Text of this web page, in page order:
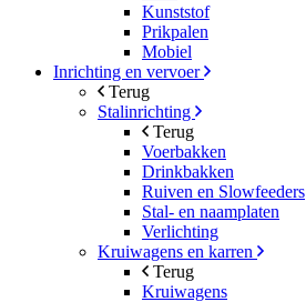
Kunststof
Prikpalen
Mobiel
Inrichting en vervoer
Terug
Stalinrichting
Terug
Voerbakken
Drinkbakken
Ruiven en Slowfeeders
Stal- en naamplaten
Verlichting
Kruiwagens en karren
Terug
Kruiwagens